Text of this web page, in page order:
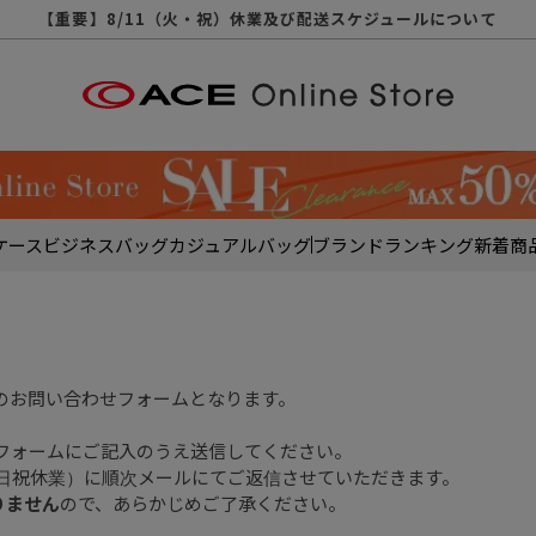
【重要】8/11（火・祝）休業及び配送スケジュールについて
【重要】令和８年熊本地震に伴う配送への影響について
【重要】納品書・領収書ペーパーレス化（電子化）のお知らせ
【重要】天候不良や交通状況・物量増等に伴う配送への影響について
【重要】悪質な詐欺サイトにご注意ください
【重要】各種メールが届かない場合に関しまして
【重要】お問い合わせのご対応に関しまして
【重要】SNSのなりすまし詐欺にご注意ください
ースビジネスバッグカジュアルバッグブランドランキング新着商
問い合わせフォームとなります。
ームにご記入のうえ送信してください。
休業）に順次メールにてご返信させていただきます。
せんので、あらかじめご了承ください。